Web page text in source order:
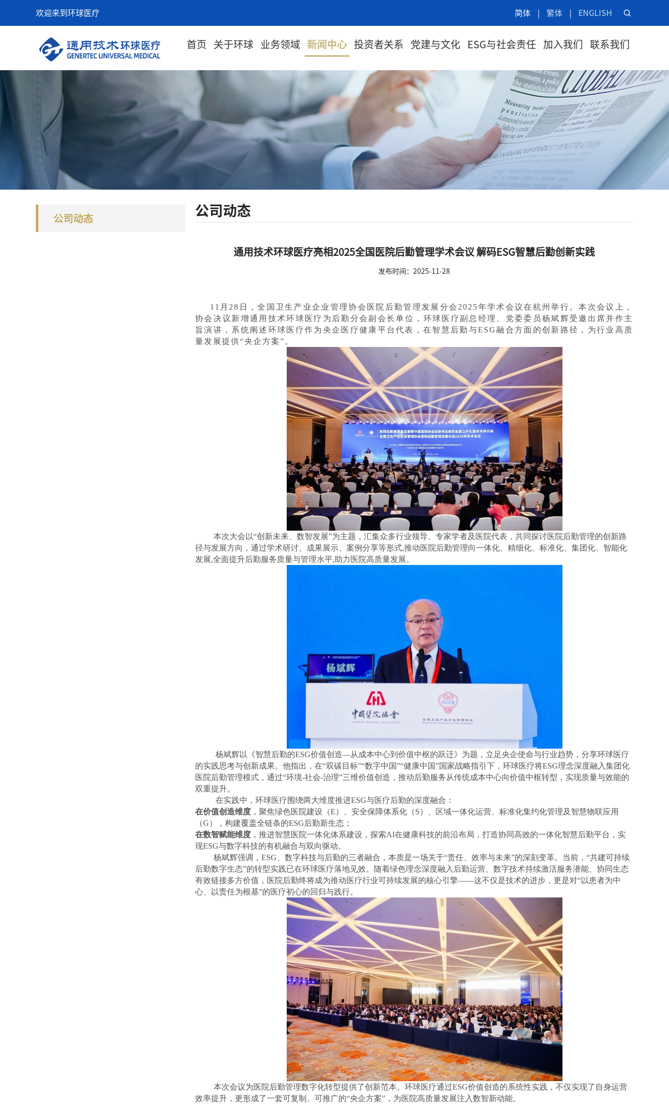
欢迎来到环球医疗 简体 繁体 ENGLISH
首页 关于环球 业务领域 新闻中心 投资者关系 党建与文化 ESG与社会责任 加入我们 联系我们
公司动态
公司动态
通用技术环球医疗亮相2025全国医院后勤管理学术会议 解码ESG智慧后勤创新实践
发布时间：2025-11-28
11月28日，全国卫生产业企业管理协会医院后勤管理发展分会2025年学术会议在杭州举行。本次会议上，
协会决议新增通用技术环球医疗为后勤分会副会长单位，环球医疗副总经理、党委委员杨斌辉受邀出席并作主
旨演讲，系统阐述环球医疗作为央企医疗健康平台代表，在智慧后勤与ESG融合方面的创新路径，为行业高质
量发展提供“央企方案”。
本次大会以“创新未来、数智发展”为主题，汇集众多行业领导、专家学者及医院代表，共同探讨医院后勤管理的创新路
径与发展方向，通过学术研讨、成果展示、案例分享等形式,推动医院后勤管理向一体化、精细化、标准化、集团化、智能化
发展,全面提升后勤服务质量与管理水平,助力医院高质量发展。
杨斌辉以《智慧后勤的ESG价值创造—从成本中心到价值中枢的跃迁》为题，立足央企使命与行业趋势，分享环球医疗
的实践思考与创新成果。他指出，在“双碳目标”“数字中国”“健康中国”国家战略指引下，环球医疗将ESG理念深度融入集团化
医院后勤管理模式，通过“环境-社会-治理”三维价值创造，推动后勤服务从传统成本中心向价值中枢转型，实现质量与效能的
双重提升。
在实践中，环球医疗围绕两大维度推进ESG与医疗后勤的深度融合：
在价值创造维度 ，聚焦绿色医院建设（E）、安全保障体系化（S）、区域一体化运营、标准化集约化管理及智慧物联应用
（G），构建覆盖全链条的ESG后勤新生态；
在数智赋能维度 ，推进智慧医院一体化体系建设，探索AI在健康科技的前沿布局，打造协同高效的一体化智慧后勤平台，实
现ESG与数字科技的有机融合与双向驱动。
杨斌辉强调，ESG、数字科技与后勤的三者融合，本质是一场关于“责任、效率与未来”的深刻变革。当前，“共建可持续
后勤数字生态”的转型实践已在环球医疗落地见效。随着绿色理念深度融入后勤运营、数字技术持续激活服务潜能、协同生态
有效链接多方价值，医院后勤终将成为推动医疗行业可持续发展的核心引擎——这不仅是技术的进步，更是对“以患者为中
心、以责任为根基”的医疗初心的回归与践行。
本次会议为医院后勤管理数字化转型提供了创新范本。环球医疗通过ESG价值创造的系统性实践，不仅实现了自身运营
效率提升，更形成了一套可复制、可推广的“央企方案”，为医院高质量发展注入数智新动能。